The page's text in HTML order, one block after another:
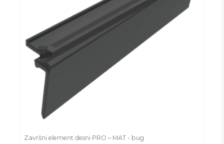
Završni element desni PRO – MAT - bug